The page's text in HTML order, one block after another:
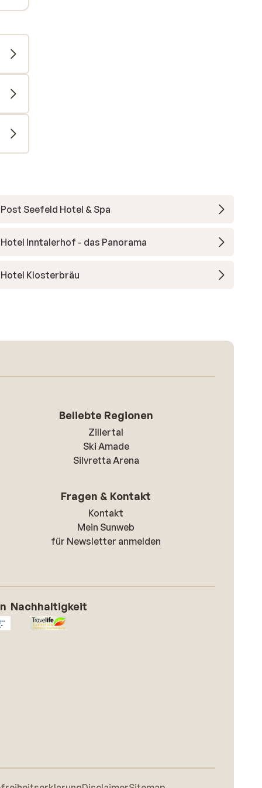
Post Seefeld Hotel & Spa
Hotel Inntalerhof - das Panorama
Hotel Klosterbräu
Beliebte Regionen
Zillertal
Ski Amade
Silvretta Arena
Fragen & Kontakt
Kontakt
Mein Sunweb
für Newsletter anmelden
Nachhaltigkeit